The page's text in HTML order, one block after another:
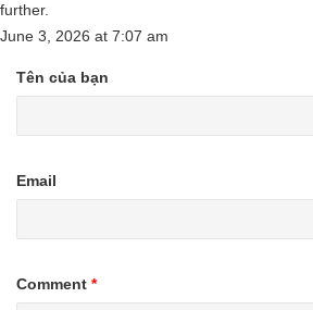
further.
June 3, 2026 at 7:07 am
Tên của bạn
Email
Comment *